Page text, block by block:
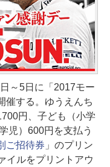
～5日に「2017モー
催する。ゆうえんち
円、子ども（小学
児）600円を支払う
ご招待券 」のプリン
イルをプリントアウ